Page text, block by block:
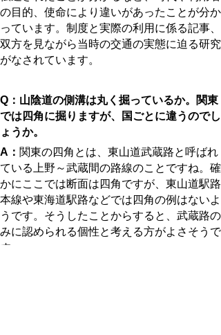
の目的、使命により違いがあったことが分か
っています。制度と実際の利用に係る記事、
双方を見ながら当時の交通の実態に迫る研究
がなされています。
Q：山陰道の側溝は丸く掘っているか。関東
では四角に掘りますが、国ごとに違うのでし
ょうか。
A： 関東の四角とは、東山道武蔵路と呼ばれ
ている上野～武蔵間の路線のことですね。確
かにここでは断面は四角ですが、東山道駅路
本線や東海道駅路などでは四角の例はないよ
うです。そうしたことからすると、武蔵路の
みに認められる個性と考える方がよさそうで
す。